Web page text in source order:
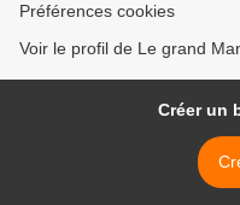
Préférences cookies
Voir le profil de Le grand
Créer un